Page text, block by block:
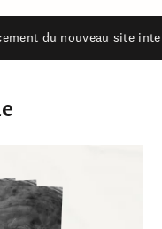
du nouveau site